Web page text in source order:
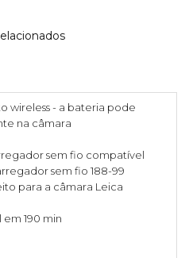
wireless - a bateria pode
na câmara
sem fio compatível
sem fio 188-99
para a câmara Leica
em 190 min